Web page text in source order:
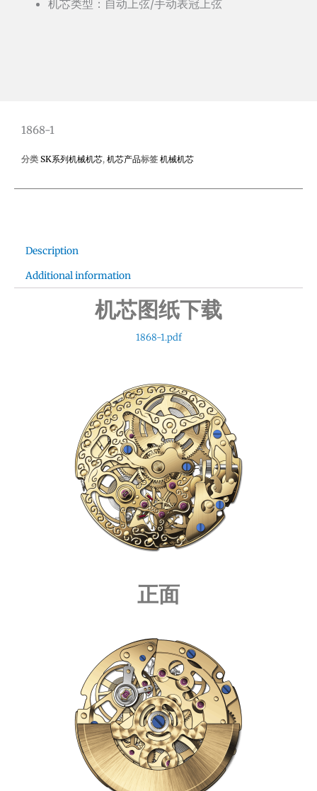
机芯类型：自动上弦/手动表冠上弦
1868-1
分类 SK系列机械机芯, 机芯产品标签 机械机芯
Description
Additional information
机芯图纸下载
1868-1.pdf
正面